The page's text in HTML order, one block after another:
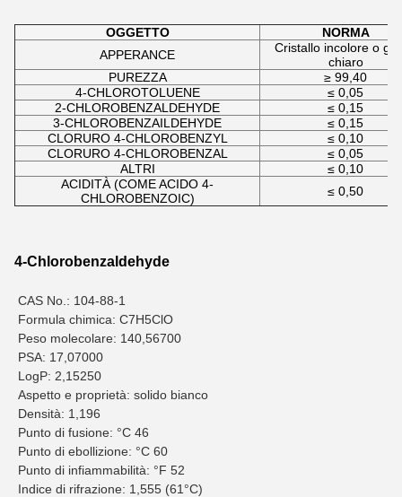
OGGETTO
NORMA
APPERANCE
Cristallo incolore o
chiaro
PUREZZA
≥ 99,40
4-CHLOROTOLUENE
≤ 0,05
2-CHLOROBENZALDEHYDE
≤ 0,15
3-CHLOROBENZAILDEHYDE
≤ 0,15
CLORURO 4-CHLOROBENZYL
≤ 0,10
CLORURO 4-CHLOROBENZAL
≤ 0,05
ALTRI
≤ 0,10
ACIDITÀ (COME ACIDO 4-
CHLOROBENZOIC)
≤ 0,50
4-Chlorobenzaldehyde
CAS No.: 104-88-1
Formula chimica: C7H5ClO
Peso molecolare: 140,56700
PSA: 17,07000
LogP: 2,15250
Aspetto e proprietà: solido bianco
Densità: 1,196
Punto di fusione: °C 46
Punto di ebollizione: °C 60
Punto di infiammabilità: °F 52
Indice di rifrazione: 1,555 (61°C)